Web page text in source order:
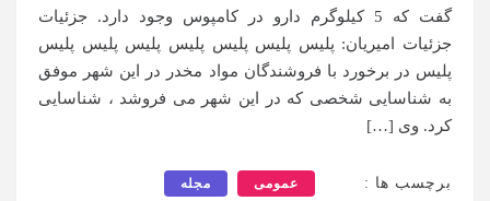
گفت که 5 کیلوگرم دارو در کامپوس وجود دارد. جزئیات
جزئیات امیریان: پلیس پلیس پلیس پلیس پلیس پلیس پلیس
پلیس در برخورد با فروشندگان مواد مخدر در این شهر موفق
به شناسایی شخصی که در این شهر می فروشد ، شناسایی
کرد. وی […]
برچسب ها : عمومی مجله